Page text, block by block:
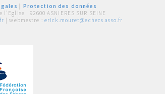
Protection des données
l'Eglise | 92600 ASNIERES SUR SEINE
| webmestre : erick.mouret@echecs.asso.fr